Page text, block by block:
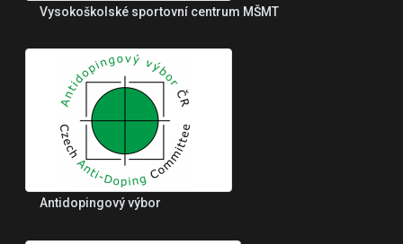
Vysokoškolské sportovní centrum MŠMT
Antidopingový výbor